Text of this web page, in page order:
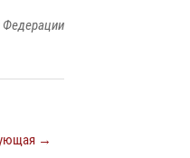
Федерации
→